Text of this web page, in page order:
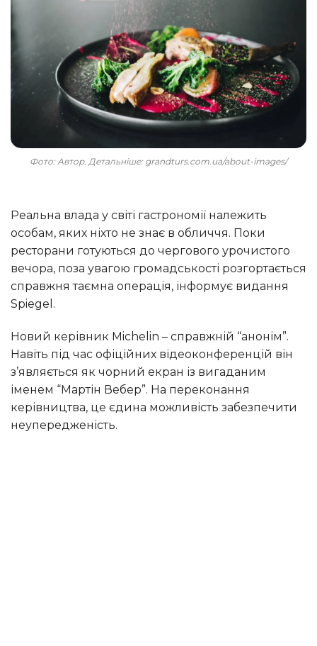
Фото: Автор. Детальніше: grandturs.com.ua/about-images/
Реальна влада у світі гастрономії належить
особам, яких ніхто не знає в обличчя. Поки
ресторани готуються до чергового урочистого
вечора, поза увагою громадськості розгортається
справжня таємна операція, інформує видання
Spiegel.
Новий керівник Michelin – справжній “анонім”.
Навіть під час офіційних відеоконференцій він
з’являється як чорний екран із вигаданим
іменем “Мартін Вебер”. На переконання
керівництва, це єдина можливість забезпечити
неупередженість.